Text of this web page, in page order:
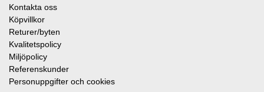
Kontakta oss
Köpvillkor
Returer/byten
Kvalitetspolicy
Miljöpolicy
Referenskunder
Personuppgifter och cookies